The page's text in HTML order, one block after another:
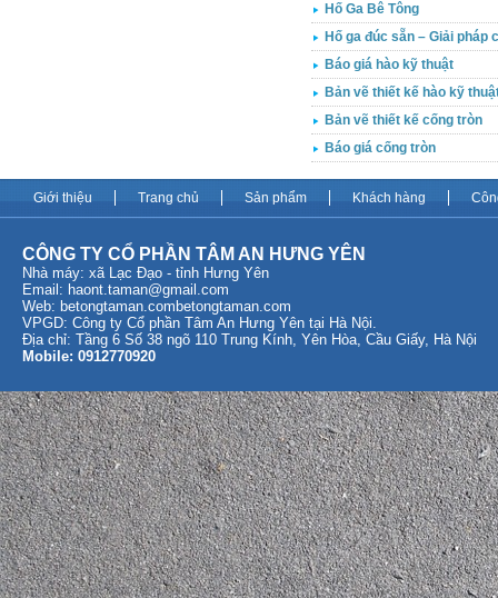
Hố Ga Bê Tông
Hố ga đúc sẵn – Giải
Báo giá hào kỹ thuật
Bản vẽ thiết kế hào kỹ
Bản vẽ thiết kế cống tròn
Báo giá cống tròn
Giới thiệu Trang chủ Sản phẩm Khách hàng
CÔNG TY CỔ PHẦN TÂM AN HƯNG YÊN
Nhà máy: xã Lạc Đạo - tỉnh Hưng Yên
Email: haont.taman@gmail.com
Web: betongtaman.com betongtaman.com
VPGD: Công ty Cổ phần Tâm An Hưng Yên tại Hà Nội.
Địa chỉ: Tầng 6 Số 38 ngõ 110 Trung Kính, Yên Hòa, Cầu Giấy, Hà Nội
Mobile: 0912770920